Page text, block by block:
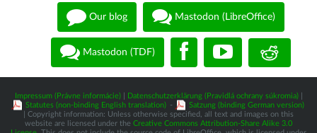
Our blog Mastodon (LibreOffice)
Mastodon (TDF)
Impressum (Právne informácie)| Datenschutzerklärung (Pravidlá ochrany súkromia)|
Statutes (non-binding English translation) -
Satzung (binding German version)
| Copyright information: Unless otherwise specified, all text and images on this
website are licensed under the Creative Commons Attribution-Share Alike 3.0